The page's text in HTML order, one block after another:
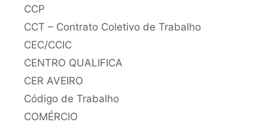
CCP
CCT – Contrato Coletivo de Trabalho
CEC/CCIC
CENTRO QUALIFICA
CER AVEIRO
Código de Trabalho
COMÉRCIO